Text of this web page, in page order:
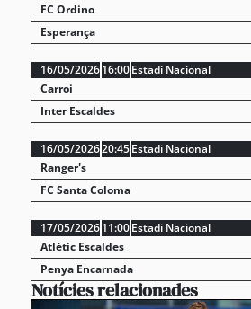
FC Ordino
Esperança
16/05/202616:00Estadi Nacional
Carroi
Inter Escaldes
16/05/202620:45Estadi Nacional
Ranger's
FC Santa Coloma
17/05/202611:00Estadi Nacional
Atlètic Escaldes
Penya Encarnada
Notícies relacionades